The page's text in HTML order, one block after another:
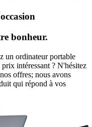
bonheur.
un ordinateur portable
intéressant ? N'hésitez
offres; nous avons
qui répond à vos